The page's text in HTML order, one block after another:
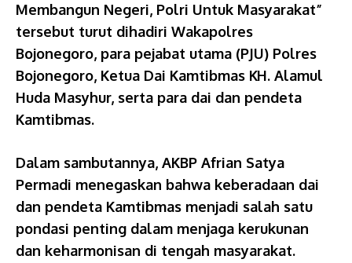
Membangun Negeri, Polri Untuk Masyarakat”
tersebut turut dihadiri Wakapolres
Bojonegoro, para pejabat utama (PJU) Polres
Bojonegoro, Ketua Dai Kamtibmas KH. Alamul
Huda Masyhur, serta para dai dan pendeta
Kamtibmas.
Dalam sambutannya, AKBP Afrian Satya
Permadi menegaskan bahwa keberadaan dai
dan pendeta Kamtibmas menjadi salah satu
pondasi penting dalam menjaga kerukunan
dan keharmonisan di tengah masyarakat.